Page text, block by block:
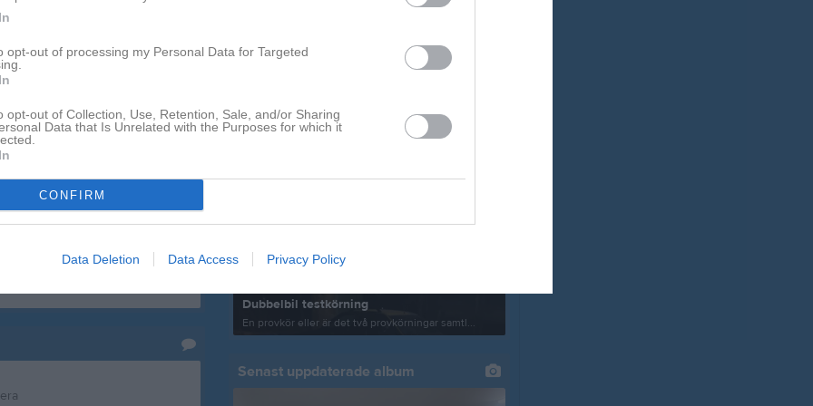
opt-out of processing my Personal Data for Targeted
opt-out of Collection, Use, Retention, Sale, and/or Sharing
Data that Is Unrelated with the Purposes for which it
CONFIRM
Data Deletion Data Access Privacy Policy
som möjligt.
Dela på Twitter
Dubbelbil testkörning
En provkör eller är det två provkörningar samtl...
Senast uppdaterade album